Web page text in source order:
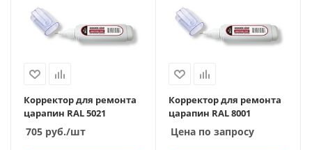
Корректор для ремонта
царапин RAL 5021
705 руб./шт
Корректор для ремонта
царапин RAL 8001
Цена по запросу